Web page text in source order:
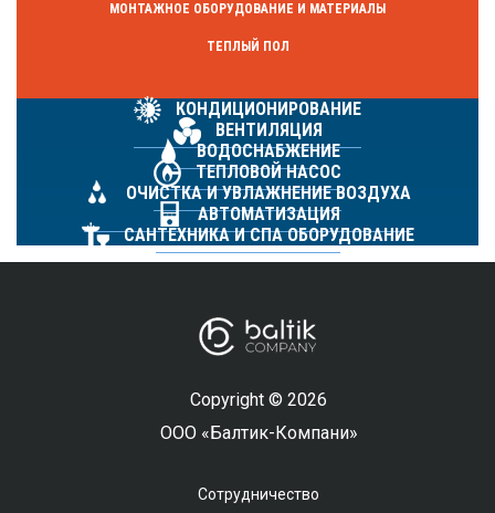
МОНТАЖНОЕ ОБОРУДОВАНИЕ И МАТЕРИАЛЫ
ТЕПЛЫЙ ПОЛ
КОНДИЦИОНИРОВАНИЕ
ВЕНТИЛЯЦИЯ
ВОДОСНАБЖЕНИЕ
ТЕПЛОВОЙ НАСОС
ОЧИСТКА И УВЛАЖНЕНИЕ ВОЗДУХА
АВТОМАТИЗАЦИЯ
САНТЕХНИКА И СПА ОБОРУДОВАНИЕ
Copyright © 2026
ООО «Балтик-Компани»
Сотрудничество